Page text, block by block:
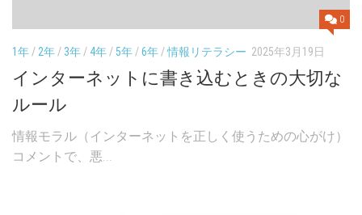
0
1年 / 2年 / 3年 /4年 /5年 /6年 /情報リテラシー 2025年3月19日
インターネットに書き込むときの大切な
ルール
情報モラル（インターネットを正しく使うための心がけ）
コメントで、悪...